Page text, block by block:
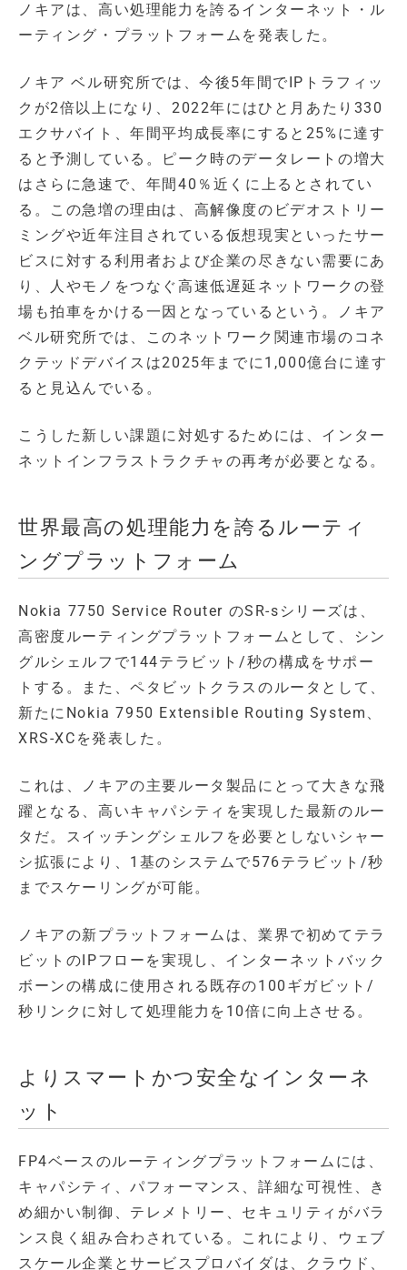
ノキアは、高い処理能力を誇るインターネット・ル
ーティング・プラットフォームを発表した。
ノキア ベル研究所では、今後5年間でIPトラフィッ
クが2倍以上になり、2022年にはひと月あたり330
エクサバイト、年間平均成長率にすると25%に達す
ると予測している。ピーク時のデータレートの増大
はさらに急速で、年間40％近くに上るとされてい
る。この急増の理由は、高解像度のビデオストリー
ミングや近年注目されている仮想現実といったサー
ビスに対する利用者および企業の尽きない需要にあ
り、人やモノをつなぐ高速低遅延ネットワークの登
場も拍車をかける一因となっているという。ノキア
ベル研究所では、このネットワーク関連市場のコネ
クテッドデバイスは2025年までに1,000億台に達す
ると見込んでいる。
こうした新しい課題に対処するためには、インター
ネットインフラストラクチャの再考が必要となる。
世界最高の処理能力を誇るルーティ
ングプラットフォーム
Nokia 7750 Service Router のSR-sシリーズは、
高密度ルーティングプラットフォームとして、シン
グルシェルフで144テラビット/秒の構成をサポー
トする。また、ペタビットクラスのルータとして、
新たにNokia 7950 Extensible Routing System、
XRS-XCを発表した。
これは、ノキアの主要ルータ製品にとって大きな飛
躍となる、高いキャパシティを実現した最新のルー
タだ。スイッチングシェルフを必要としないシャー
シ拡張により、1基のシステムで576テラビット/秒
までスケーリングが可能。
ノキアの新プラットフォームは、業界で初めてテラ
ビットのIPフローを実現し、インターネットバック
ボーンの構成に使用される既存の100ギガビット/
秒リンクに対して処理能力を10倍に向上させる。
よりスマートかつ安全なインターネ
ット
FP4ベースのルーティングプラットフォームには、
キャパシティ、パフォーマンス、詳細な可視性、き
め細かい制御、テレメトリー、セキュリティがバラ
ンス良く組み合わされている。これにより、ウェブ
スケール企業とサービスプロバイダは、クラウド、